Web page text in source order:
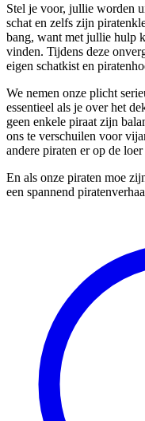
Stel je voor, jullie worden
schat en zelfs zijn
bang, want met jullie hulp
vinden. Tijdens deze
eigen schatkist en
We nemen onze plicht
essentieel als je over het
geen enkele piraat zijn
ons te verschuilen voor
andere piraten er op de
En als onze piraten moe
een spannend